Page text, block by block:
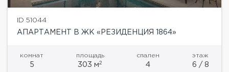
ID 51044
АПАРТАМЕНТ В ЖК «РЕЗИДЕНЦИЯ 1864»
комнат
5
площадь
303 м2
спален
4
этаж
6 / 8